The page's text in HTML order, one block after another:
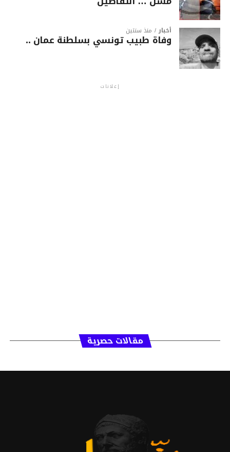
أخبار منذ سنتين
وفاة طبيب تونسي بسلطنة عمان ..
إعلانات
مقالات حصرية